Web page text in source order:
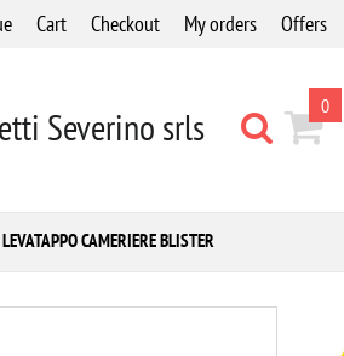
Cart Checkout My orders Offers
Severino srls 0
LEVATAPPO CAMERIERE BLISTER